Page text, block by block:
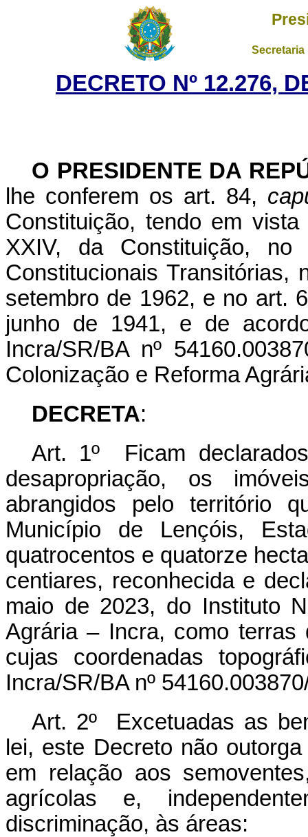
DECRETO Nº 12.276,
O PRESIDENTE DA
lhe conferem os art. 84,
Constituição, tendo em
XXIV, da Constituição,
Constitucionais Transitórias,
setembro de 1962, e no art.
junho de 1941, e de
Incra/SR/BA nº
Colonização e Reforma
DECRETA:
Art. 1º Ficam
desapropriação, os
abrangidos pelo território
Município de Lençóis,
quatrocentos e quatorze
centiares, reconhecida e
maio de 2023, do Instituto
Agrária – Incra, como terras
cujas coordenadas
Incra/SR/BA nº
Art. 2º Excetuadas as
lei, este Decreto não
em relação aos
agrícolas e,
discriminação, às áreas: